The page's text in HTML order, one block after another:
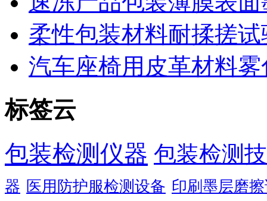
柔性包装材料耐揉搓
汽车座椅用皮革材料
标签云
包装检测仪器 包装检测
器 医用防护服检测设备 印刷墨层磨